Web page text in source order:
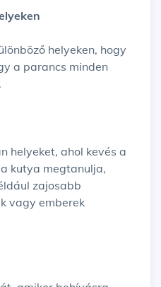
helyeken, hogy
a parancs minden
helyeket, ahol kevés a
kutya megtanulja,
zajosabb
vagy emberek